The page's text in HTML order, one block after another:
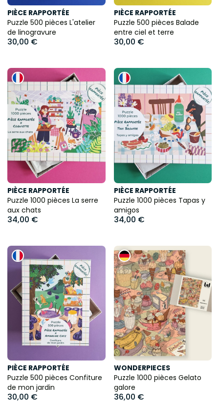
PIÈCE RAPPORTÉE
Puzzle 500 pièces L'atelier
de linogravure
30,00 €
PIÈCE RAPPORTÉE
Puzzle 500 pièces Balade
entre ciel et terre
30,00 €
PIÈCE RAPPORTÉE
Puzzle 1000 pièces La serre
aux chats
34,00 €
PIÈCE RAPPORTÉE
Puzzle 1000 pièces Tapas y
amigos
34,00 €
PIÈCE RAPPORTÉE
Puzzle 500 pièces Confiture
de mon jardin
30,00 €
WONDERPIECES
Puzzle 1000 pièces Gelato
galore
36,00 €